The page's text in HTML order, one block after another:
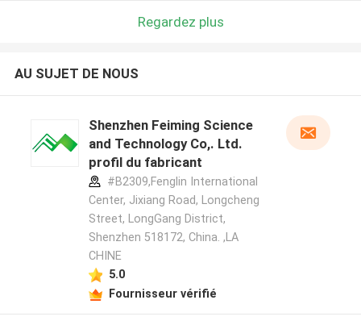
Regardez plus
AU SUJET DE NOUS
Shenzhen Feiming Science
and Technology Co,. Ltd.
profil du fabricant
#B2309,Fenglin International
Center, Jixiang Road, Longcheng
Street, LongGang District,
Shenzhen 518172, China. ,LA
CHINE
5.0
Fournisseur vérifié